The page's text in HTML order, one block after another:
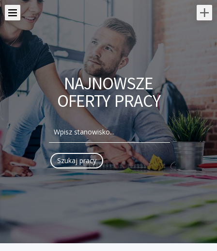
NAJNOWSZE
OFERTY PRACY